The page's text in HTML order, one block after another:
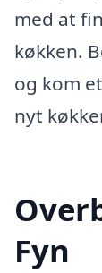
med at
køkken.
og kom
nyt
Fyn